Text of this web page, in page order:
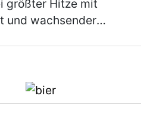
größter Hitze mit
und wachsender